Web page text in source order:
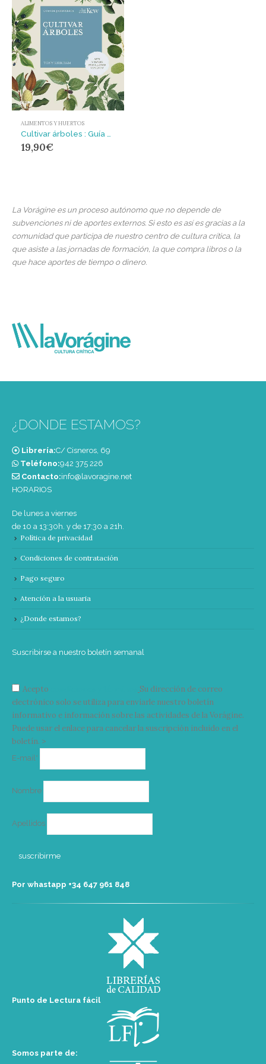
ALIMENTOS Y HUERTOS
19,90€
La Vorágine es un proceso autónomo que no depende de
subvenciones ni de aportes externos. Si esto es así es gracias a la
comunidad que participa de nuestro centro de cultura crítica, la
que asiste a las jornadas de formación, la que compra libros o la
que hace aportes de tiempo o dinero.
¿DONDE ESTAMOS?
Librería:C/ Cisneros, 69
Teléfono:‭942 375 226‬
Contacto:info@lavoragine.net
HORARIOS
De lunes a viernes
de 10 a 13:30h. y de 17:30 a 21h.
Política de privacidad
Condiciones de contratación
Pago seguro
Atención a la usuaria
¿Donde estamos?
Suscribirse a nuestro boletín semanal
Acepto
Su dirección de correo
electrónico solo se utiliza para enviarle nuestro boletín
informativo e información sobre las actividades de la Vorágine.
Puede usar el enlace para cancelar la suscripción incluido en el
boletín. >
E-mail*
Nombre
Apellidos
Por whastapp +34 ‭647 961 848‬
Punto de Lectura fácil
Somos parte de: